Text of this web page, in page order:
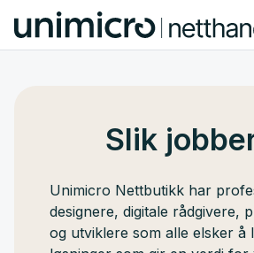
Slik
Unimicro Nettbutikk har
designere, digitale rådgivere,
og utviklere som alle elsker å